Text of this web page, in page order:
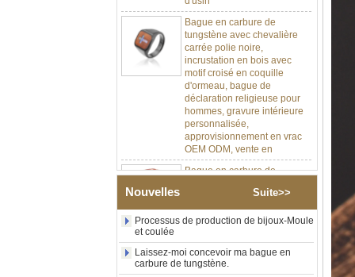
Bague en carbure de
tungstène avec chevalière
carrée polie noire,
incrustation en bois avec
motif croisé en coquille
d'ormeau, bague de
déclaration religieuse pour
hommes, gravure intérieure
personnalisée,
approvisionnement en vrac
OEM ODM, vente en
Bague en carbure de
tungstène plaqué or rose de
et incrustation d'opale
hommes sur le thème de la
intérieure personnalisée,
approvisionnement en vrac
OEM ODM, vente en gros d'
Nouvelles Suite>>
Processus de production de bijoux-Moule
et coulée
Laissez-moi concevoir ma bague en
carbure de tungstène.